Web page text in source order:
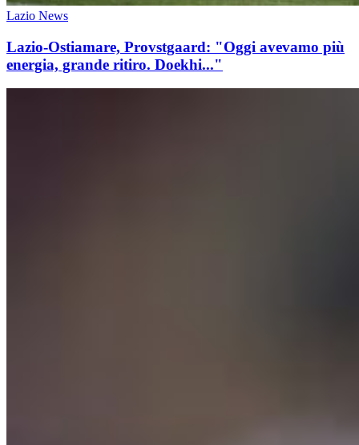
Lazio News
Lazio-Ostiamare, Provstgaard: "Oggi avevamo più
energia, grande ritiro. Doekhi..."